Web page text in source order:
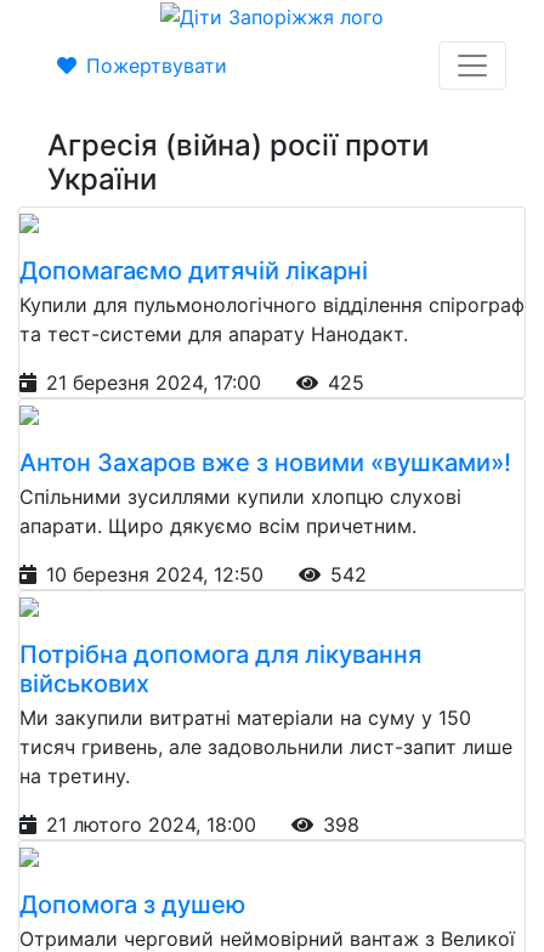
Пожертвувати
Агресія (війна) росії проти
України
Допомагаємо дитячій лікарні
Купили для пульмонологічного відділення спірограф
та тест-системи для апарату Нанодакт.
21 березня 2024, 17:00
425
Антон Захаров вже з новими «вушками»!
Спільними зусиллями купили хлопцю слухові
апарати. Щиро дякуємо всім причетним.
10 березня 2024, 12:50
542
Потрібна допомога для лікування
військових
Ми закупили витратні матеріали на суму у 150
тисяч гривень, але задовольнили лист-запит лише
на третину.
21 лютого 2024, 18:00
398
Допомога з душею
Отримали черговий неймовірний вантаж з Великої